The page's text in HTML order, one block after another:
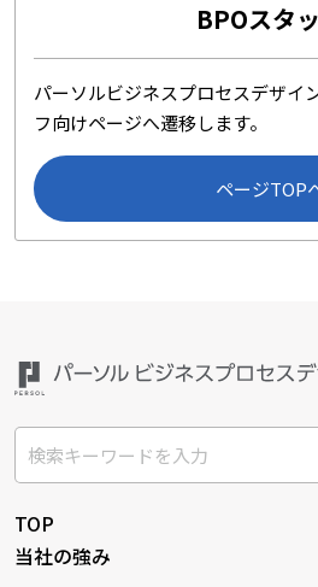
BPOスタ
パーソルビジネスプロセスデザイ
フ向けページへ遷移します。
ページTOP
TOP
当社の強み